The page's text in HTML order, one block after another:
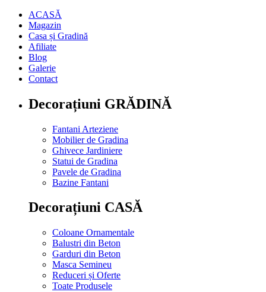
ACASĂ
Magazin
Casa și Gradină
Afiliate
Blog
Galerie
Contact
Decorațiuni GRĂDINĂ
Fantani Arteziene
Mobilier de Gradina
Ghivece Jardiniere
Statui de Gradina
Pavele de Gradina
Bazine Fantani
Decorațiuni CASĂ
Coloane Ornamentale
Balustri din Beton
Garduri din Beton
Masca Semineu
Reduceri și Oferte
Toate Produsele